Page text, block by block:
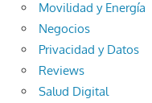
Movilidad y Energía
Negocios
Privacidad y Datos
Reviews
Salud Digital